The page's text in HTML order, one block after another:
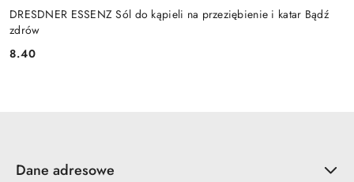
DRESDNER ESSENZ Sól do kąpieli na przeziębienie i katar Bądź
zdrów
Cena:
8.40
Dane adresowe